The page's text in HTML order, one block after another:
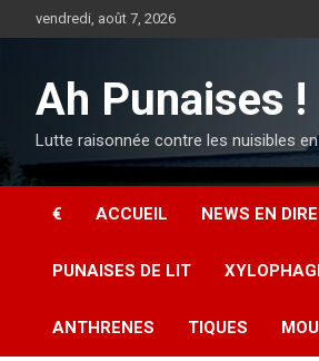
au
vendredi, août 7, 2026
Ah Punaises !
Lutte raisonnée contre les nuisibles
€ ACCUEIL NEWS EN
PUNAISES DE LIT
ANTHRENES TIQUES